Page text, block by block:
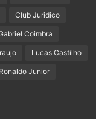
Club Juridico
Coimbra
Lucas Castilho
Ronaldo Junior